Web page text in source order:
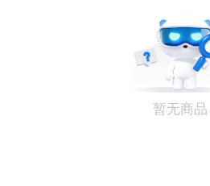
暂无商品